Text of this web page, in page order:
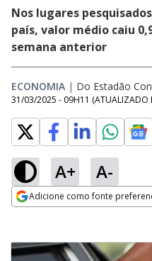
Nos lugares
país, valor médio caiu
semana anterior
ECONOMIA | Do Estadão
31/03/2025 - 09H11 (ATUALIZADO
A+ A-
Adicione como fonte